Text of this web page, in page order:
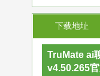
下载地址
TruMate ai
v4.50.265